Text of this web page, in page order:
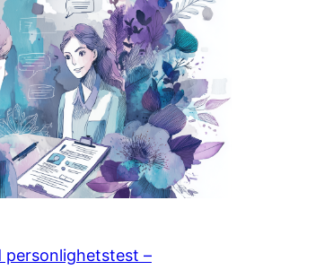
personlighetstest –